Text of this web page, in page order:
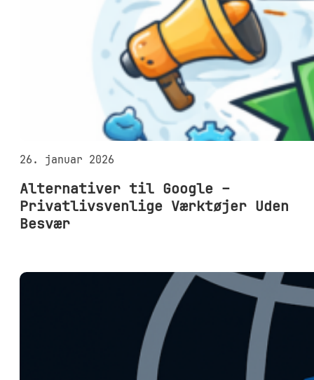
26. januar 2026
Alternativer til Google –
Privatlivsvenlige Værktøjer Uden
Besvær